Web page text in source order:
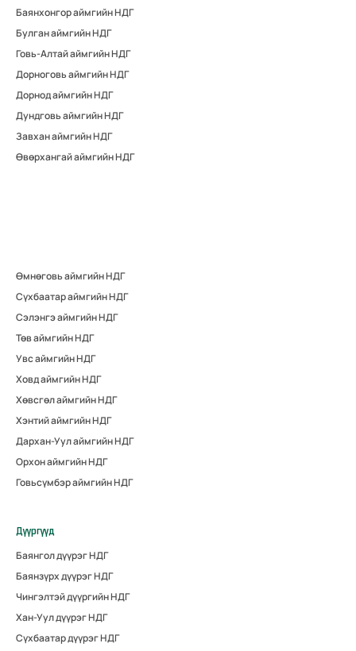
Баянхонгор аймгийн НДГ
Булган аймгийн НДГ
Говь-Алтай аймгийн НДГ
Дорноговь аймгийн НДГ
Дорнод аймгийн НДГ
Дундговь аймгийн НДГ
Завхан аймгийн НДГ
Өвөрхангай аймгийн НДГ
Өмнөговь аймгийн НДГ
Сүхбаатар аймгийн НДГ
Сэлэнгэ аймгийн НДГ
Төв аймгийн НДГ
Увс аймгийн НДГ
Ховд аймгийн НДГ
Хөвсгөл аймгийн НДГ
Хэнтий аймгийн НДГ
Дархан-Уул аймгийн НДГ
Орхон аймгийн НДГ
Говьсүмбэр аймгийн НДГ
Дүүргүүд
Баянгол дүүрэг НДГ
Баянзүрх дүүрэг НДГ
Чингэлтэй дүүргийн НДГ
Хан-Уул дүүрэг НДГ
Сүхбаатар дүүрэг НДГ